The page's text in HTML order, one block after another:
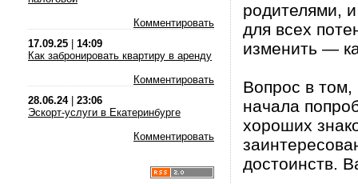
Комментировать
17.09.25
14:09
Как забронировать квартиру в аренду
Комментировать
28.06.24| 23:06
Эскорт-услуги в Екатеринбурге
Комментировать
родителями,
для всех
изменить —
Вопрос в том,
начала
хороших
достоинств.